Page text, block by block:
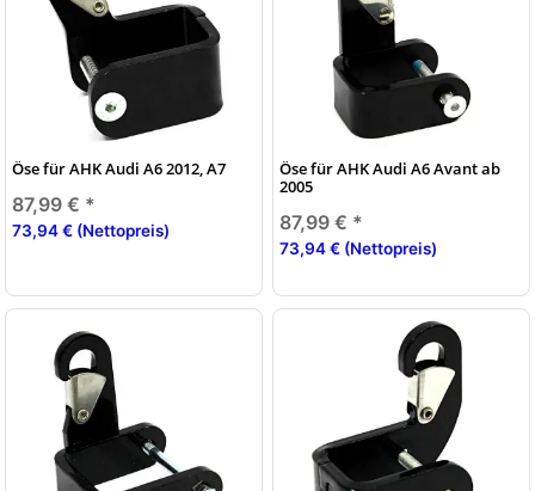
Öse für AHK Audi A6 2012, A7
87,99 € *
73,94 € (Nettopreis)
Öse für AHK Audi A6 Avant ab
2005
87,99 € *
73,94 € (Nettopreis)